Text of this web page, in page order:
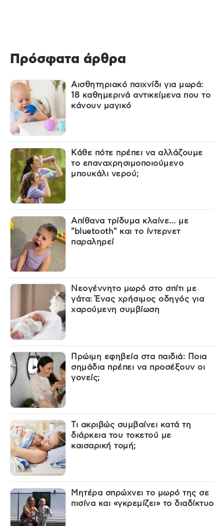
Πρόσφατα άρθρα
Αισθητηριακό παιχνίδι για μωρά:
18 καθημερινά αντικείμενα που το
κάνουν μαγικό
Κάθε πότε πρέπει να αλλάζουμε
το επαναχρησιμοποιούμενο
μπουκάλι νερού;
Απίθανα τρίδυμα κλαίνε… με
"bluetooth" και το ίντερνετ
παραληρεί
Νεογέννητο μωρό στο σπίτι με
γάτα: Ένας χρήσιμος οδηγός για
χαρούμενη συμβίωση
Πρώιμη εφηβεία στα παιδιά: Ποια
σημάδια πρέπει να προσέξουν οι
γονείς;
Τι ακριβώς συμβαίνει κατά τη
διάρκεια του τοκετού με
καισαρική τομή;
Μητέρα σπρώχνει το μωρό της σε
πισίνα και «γκρεμίζει» το διαδίκτυο